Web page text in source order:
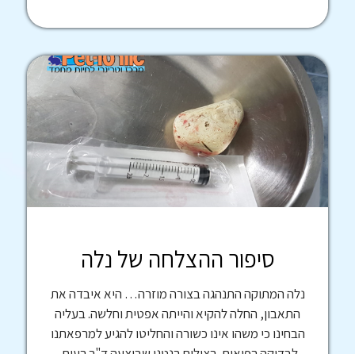
סיפור ההצלחה של נלה
נלה המתוקה התנהגה בצורה מוזרה… היא איבדה את
התאבון, החלה להקיא והייתה אפטית וחלשה. בעליה
הבחינו כי משהו אינו כשורה והחליטו להגיע למרפאתנו